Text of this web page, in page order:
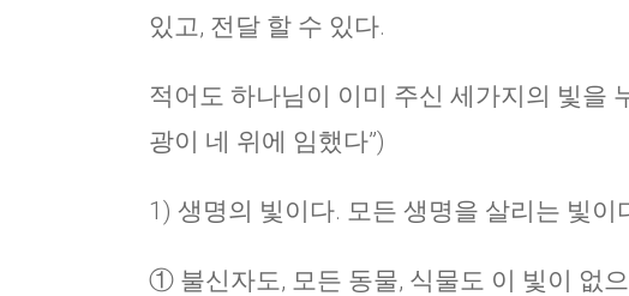
있고, 전달 할 수 있다.
적어도 하나님이 이미 주신 세가지의 빛을
광이 네 위에 임했다”)
1) 생명의 빛이다. 모든 생명을 살리는 빛이
① 불신자도, 모든 동물, 식물도 이 빛이 없